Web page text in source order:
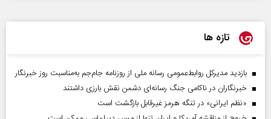
تازه ها
بازدید مدیرکل روابط‌عمومی رسانه ملی از روزنامه جام‌جم به‌مناسبت روز خبرنگار
خبرنگاران در ناکامی جنگ رسانه‌ای دشمن نقش بارزی داشتند
«نظم ایرانی» در تنگه هرمز غیرقابل بازگشت است